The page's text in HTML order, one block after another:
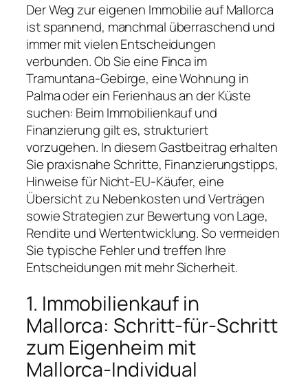
Der Weg zur eigenen Immobilie auf Mallorca
ist spannend, manchmal überraschend und
immer mit vielen Entscheidungen
verbunden. Ob Sie eine Finca im
Tramuntana-Gebirge, eine Wohnung in
Palma oder ein Ferienhaus an der Küste
suchen: Beim Immobilienkauf und
Finanzierung gilt es, strukturiert
vorzugehen. In diesem Gastbeitrag erhalten
Sie praxisnahe Schritte, Finanzierungstipps,
Hinweise für Nicht-EU-Käufer, eine
Übersicht zu Nebenkosten und Verträgen
sowie Strategien zur Bewertung von Lage,
Rendite und Wertentwicklung. So vermeiden
Sie typische Fehler und treffen Ihre
Entscheidungen mit mehr Sicherheit.
1. Immobilienkauf in
Mallorca: Schritt-für-Schritt
zum Eigenheim mit
Mallorca-Individual